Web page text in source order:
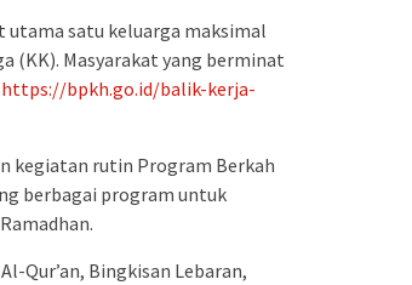
utama satu keluarga maksimal
(KK). Masyarakat yang berminat
https://bpkh.go.id/balik-kerja-
kegiatan rutin Program Berkah
berbagai program untuk
Qur’an, Bingkisan Lebaran,